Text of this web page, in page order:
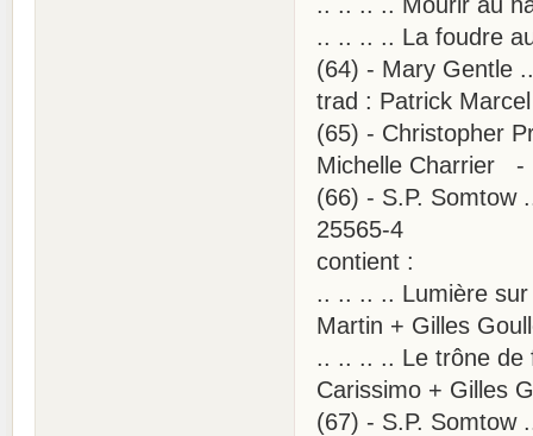
.. .. .. .. La foudre
(64) - Mary Gentle
trad : Patrick
(65) - Christopher
Michelle Charrier -
(66) - S.P. Somtow
25565-4
contient :
.. .. .. .. Lumière
Martin + Gilles
.. .. .. .. Le trône de
Carissimo + Gilles
(67) - S.P. Somtow